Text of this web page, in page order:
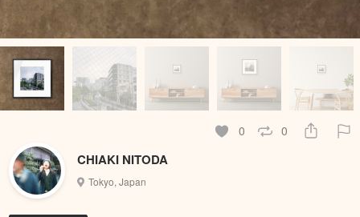
0 0
CHIAKI NITODA
Tokyo, Japan